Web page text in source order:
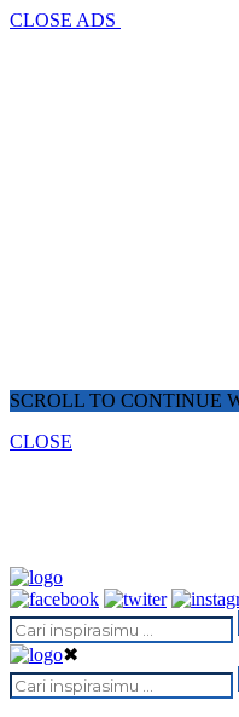
CLOSE ADS
SCROLL TO CONTINUE
CLOSE
✖